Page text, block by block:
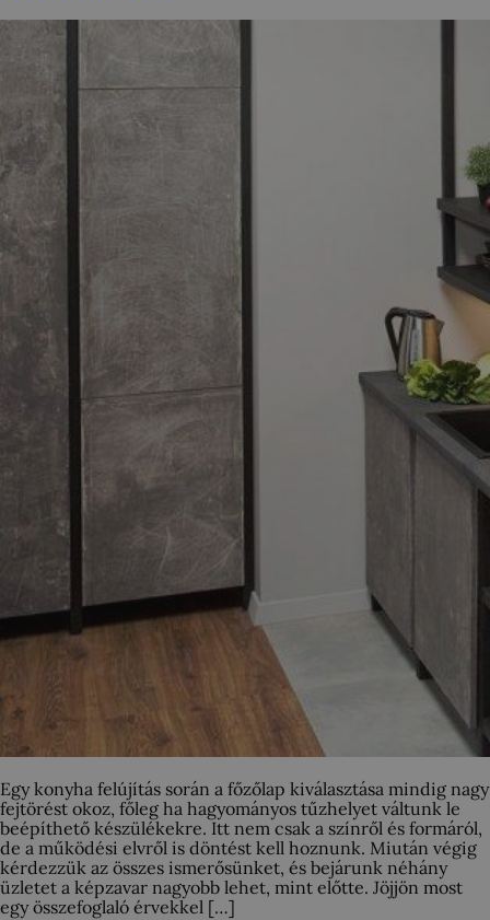
Egy konyha felújítás során a főzőlap kiválasztása mindig nagy
fejtörést okoz, főleg ha hagyományos tűzhelyet váltunk le
beépíthető készülékekre. Itt nem csak a színről és formáról,
de a működési elvről is döntést kell hoznunk. Miután végig
kérdezzük az összes ismerősünket, és bejárunk néhány
üzletet a képzavar nagyobb lehet, mint előtte. Jöjjön most
egy összefoglaló érvekkel […]